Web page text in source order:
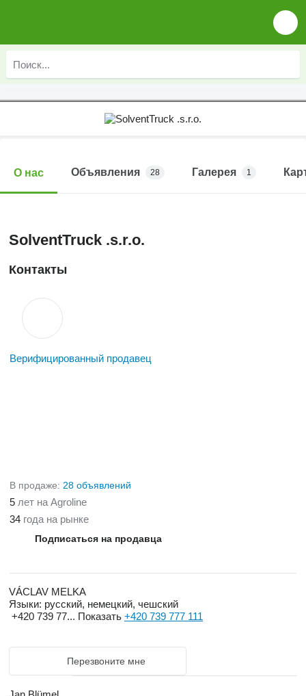
О нас Объявления 28 Галерея 1
SolventTruck .s.r.o.
Контакты
Верифицированный продавец
В продаже: 28 объявлений
5 лет на Agroline
34 года на рынке
Подписаться на продавца
VÁCLAV MELKA
Языки: русский, немецкий, чешский
+420 739 77... Показать +420 739 777 111
Перезвоните мне